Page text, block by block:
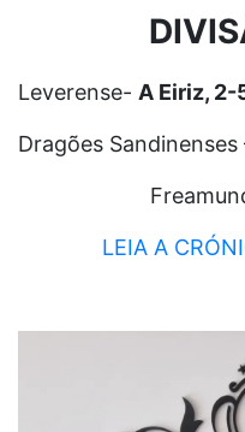
Leverense- A Eiriz, 2-
Dragões
LEIA A